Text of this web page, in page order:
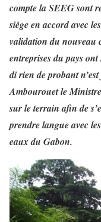
compte la SEEG sont
siège en accord avec
validation du nouveau
entreprises du pays
di rien de probant
Ambourouet le
sur le terrain afin de
prendre langue avec
eaux du Gabon.